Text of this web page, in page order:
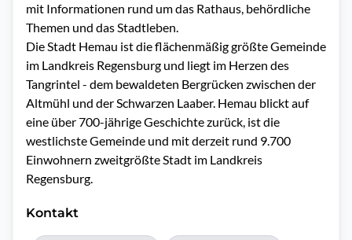
mit Informationen rund um das Rathaus, behördliche
Themen und das Stadtleben.
Die Stadt Hemau ist die flächenmäßig größte Gemeinde
im Landkreis Regensburg und liegt im Herzen des
Tangrintel - dem bewaldeten Bergrücken zwischen der
Altmühl und der Schwarzen Laaber. Hemau blickt auf
eine über 700-jährige Geschichte zurück, ist die
westlichste Gemeinde und mit derzeit rund 9.700
Einwohnern zweitgrößte Stadt im Landkreis
Regensburg.
Kontakt